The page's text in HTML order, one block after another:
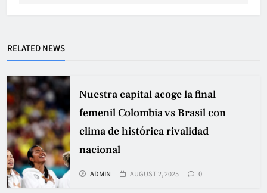
RELATED NEWS
Nuestra capital acoge la final
femenil Colombia vs Brasil con
clima de histórica rivalidad
nacional
ADMIN AUGUST 2, 2025 0